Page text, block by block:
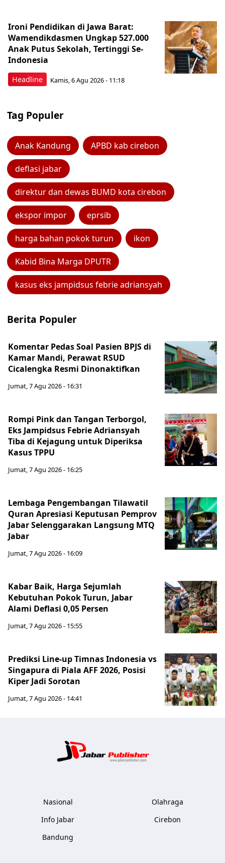
Headline
Ironi Pendidikan di Jawa Barat:
Wamendikdasmen Ungkap 527.000
Anak Putus Sekolah, Tertinggi Se-
Indonesia
Kamis, 6 Agu 2026 - 11:18
Tag Populer
Anak Kandung APBD kab cirebon
deflasi jabar
direktur dan dewas BUMD kota cirebon
ekspor impor eprsib
harga bahan pokok turun ikon
Kabid Bina Marga DPUTR
kasus eks jampidsus febrie adriansyah
Berita Populer
Komentar Pedas Soal Pasien BPJS di
Kamar Mandi, Perawat RSUD
Cicalengka Resmi Dinonaktifkan
Jumat, 7 Agu 2026 - 16:31
Rompi Pink dan Tangan Terborgol,
Eks Jampidsus Febrie Adriansyah
Tiba di Kejagung untuk Diperiksa
Kasus TPPU
Jumat, 7 Agu 2026 - 16:25
Lembaga Pengembangan Tilawatil
Quran Apresiasi Keputusan Pemprov
Jabar Selenggarakan Langsung MTQ
Jabar
Jumat, 7 Agu 2026 - 16:09
Kabar Baik, Harga Sejumlah
Kebutuhan Pokok Turun, Jabar
Alami Deflasi 0,05 Persen
Jumat, 7 Agu 2026 - 15:55
Prediksi Line-up Timnas Indonesia vs
Singapura di Piala AFF 2026, Posisi
Kiper Jadi Sorotan
Jumat, 7 Agu 2026 - 14:41
Nasional
Info Jabar
Bandung
Olahraga
Cirebon